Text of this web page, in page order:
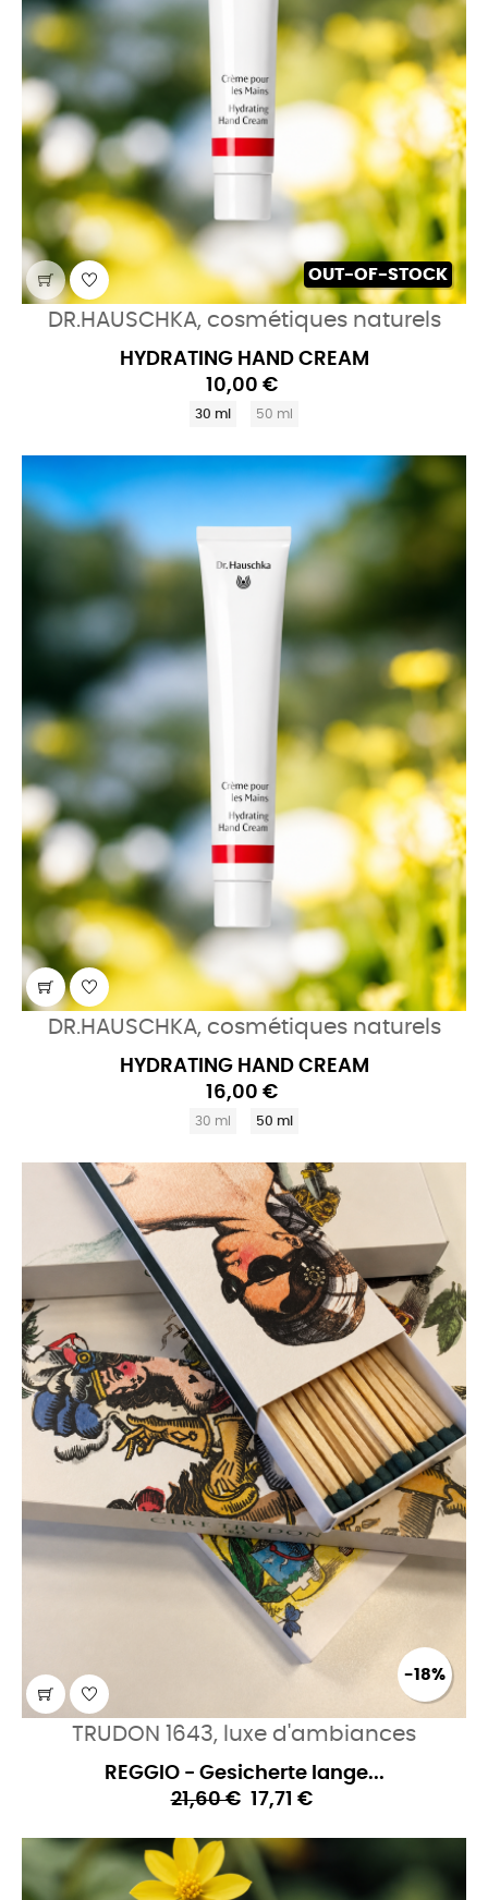
OUT-OF-STOCK
DR.HAUSCHKA, cosmétiques naturels
HYDRATING HAND CREAM
10,00 €
30 ml 50 ml
DR.HAUSCHKA, cosmétiques naturels
HYDRATING HAND CREAM
16,00 €
30 ml 50 ml
-18%
TRUDON 1643, luxe d'ambiances
REGGIO - Gesicherte lange...
21,60 € 17,71 €